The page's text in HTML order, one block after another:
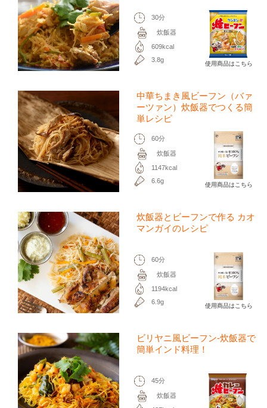
30分
炊飯器
609kcal
3.8g
使用商品はこちら
中華ちまき風ビーフン（バァ
ーツァン）炊飯器でつくる簡
単レシピ
60分
炊飯器
1147kcal
6.6g
使用商品はこちら
炊飯器とビーフンで作る カオ
マンガイのレシピ
60分
炊飯器
1194kcal
6.9g
使用商品はこちら
ビリヤニ風ビーフン-炊飯器で
簡単インド料理！
45分
炊飯器